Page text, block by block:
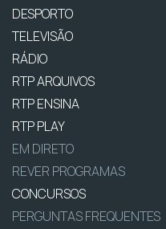
DESPORTO
TELEVISÃO
RÁDIO
RTP ARQUIVOS
RTP ENSINA
RTP PLAY
EM DIRETO
REVER PROGRAMAS
CONCURSOS
PERGUNTAS FREQUENTES